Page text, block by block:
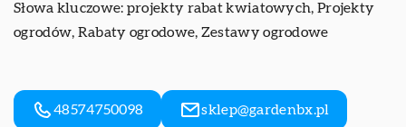
Słowa kluczowe: projekty rabat kwiatowych, Projekty
ogrodów, Rabaty ogrodowe, Zestawy ogrodowe
48574750098 sklep@gardenbx.pl